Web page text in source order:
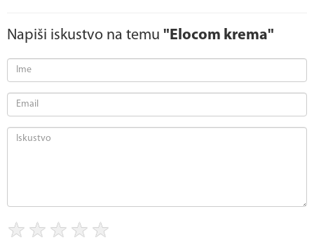
Napiši iskustvo na temu "Elocom krema"
★ ★ ★ ★ ★